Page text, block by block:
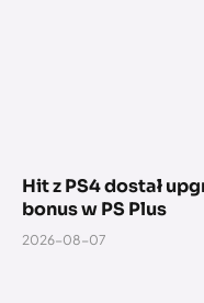
Hit z PS4 dostał
bonus w PS Plus
2026-08-07